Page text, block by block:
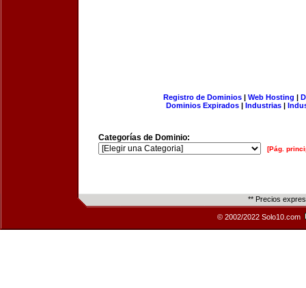
Registro de Dominios| Web Hosting |
Dominios Expirados | Industrias |
Categorías de Dominio:
[Pág.
** Precios
© 2002/2022 Solo10.com